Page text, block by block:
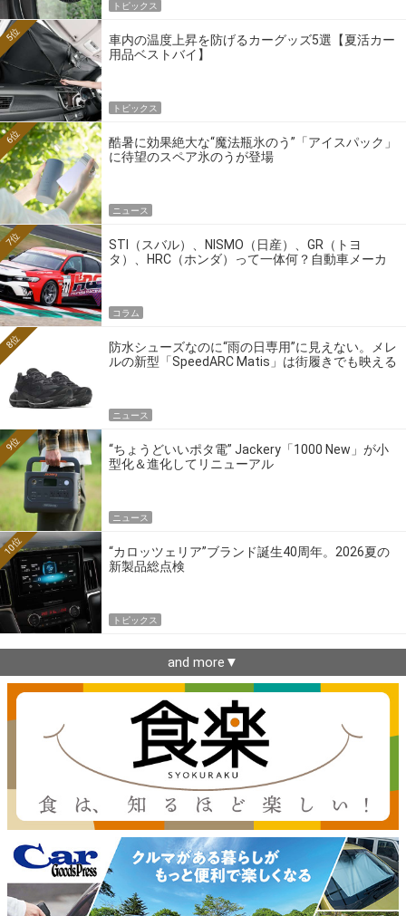
トピックス
車内の温度上昇を防げるカーグッズ5選【夏活カー
用品ベストバイ】
5位
トピックス
酷暑に効果絶大な“魔法瓶氷のう”「アイスパック」
に待望のスペア氷のうが登場
6位
ニュース
STI（スバル）、NISMO（日産）、GR（トヨ
タ）、HRC（ホンダ）って一体何？自動車メーカ
7位
コラム
防水シューズなのに“雨の日専用”に見えない。メレ
ルの新型「SpeedARC Matis」は街履きでも映える
8位
ニュース
“ちょうどいいポタ電” Jackery「1000 New」が小
型化＆進化してリニューアル
9位
ニュース
“カロッツェリア”ブランド誕生40周年。2026夏の
新製品総点検
10位
トピックス
and more▼